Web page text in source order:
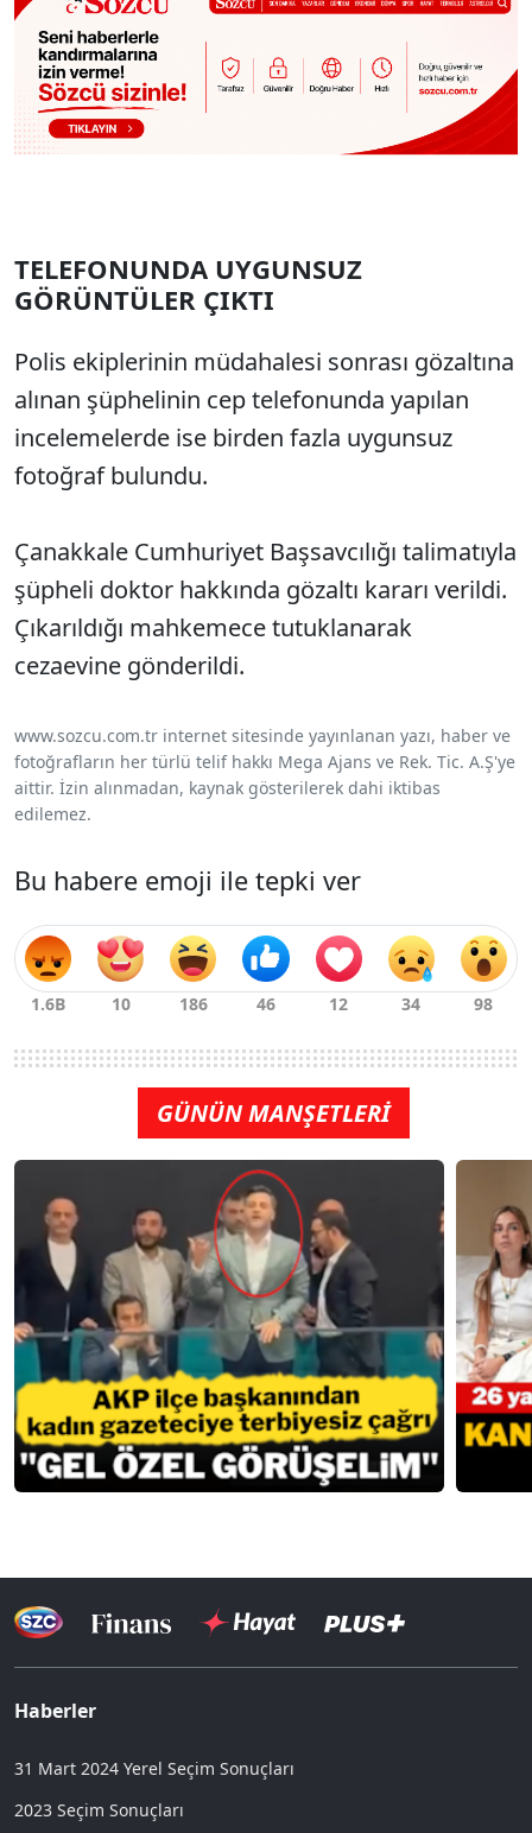
TELEFONUNDA UYGUNSUZ
GÖRÜNTÜLER ÇIKTI
Polis ekiplerinin müdahalesi sonrası gözaltına
alınan şüphelinin cep telefonunda yapılan
incelemelerde ise birden fazla uygunsuz
fotoğraf bulundu.
Çanakkale Cumhuriyet Başsavcılığı talimatıyla
şüpheli doktor hakkında gözaltı kararı verildi.
Çıkarıldığı mahkemece tutuklanarak
cezaevine gönderildi.
www.sozcu.com.tr internet sitesinde yayınlanan yazı, haber ve
fotoğrafların her türlü telif hakkı Mega Ajans ve Rek. Tic. A.Ş'ye
aittir. İzin alınmadan, kaynak gösterilerek dahi iktibas
edilemez.
Bu habere emoji ile tepki ver
GÜNÜN MANŞETLERİ
Haberler
31 Mart 2024 Yerel Seçim Sonuçları
2023 Seçim Sonuçları